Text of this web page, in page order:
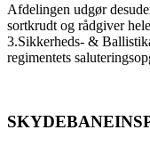
Afdelingen udgør
sortkrudt og rådgiver
3.Sikkerheds- &
regimentets